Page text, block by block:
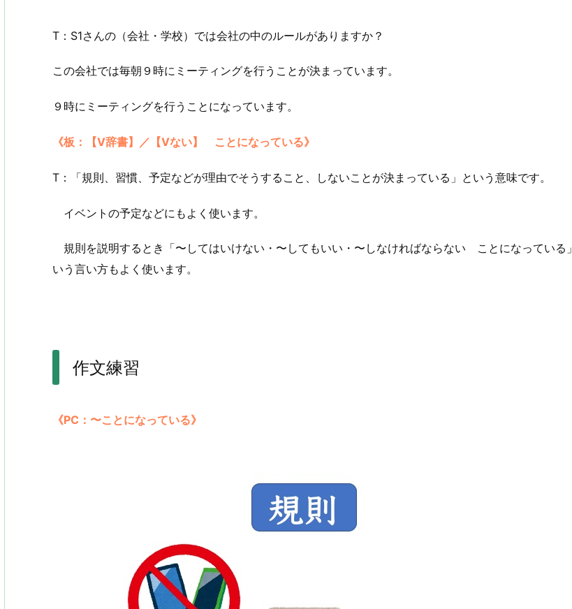
T：S1さんの（会社・学校）では会社の中のルールがありますか？
この会社では毎朝９時にミーティングを行うことが決まっています。
９時にミーティングを行うことになっています。
《板：【V辞書】／【Vない】 ことになっている》
T：「規則、習慣、予定などが理由でそうすること、しないことが決まっている」という意味です。
イベントの予定などにもよく使います。
規則を説明するとき「〜してはいけない・〜してもいい・〜しなければならない ことになっている
いう言い方もよく使います。
作文練習
《PC：〜ことになっている》